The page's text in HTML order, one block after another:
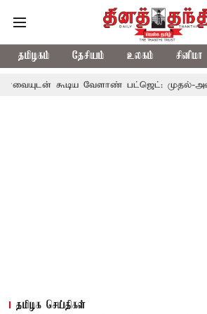
தமிழகம் தேசியம் உலகம் சினிமா
வேளாண் பட்ஜெட்: முதல்-அமைச்சர் விஜய்
தமிழக செய்திகள்